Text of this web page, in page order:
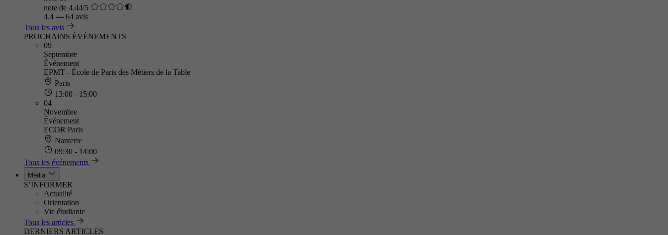
note de 4.44/5
4.4 — 64 avis
Tous les avis
PROCHAINS ÉVÈNEMENTS
09
Septembre
Événement
EPMT - École de Paris des Métiers de la Table
Paris
13:00 - 15:00
04
Novembre
Événement
ECOR Paris
Nanterre
09:30 - 14:00
Tous les événements
Média
S’INFORMER
Actualité
Orientation
Vie étudiante
Tous les articles
DERNIERS ARTICLES